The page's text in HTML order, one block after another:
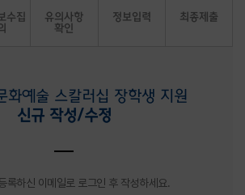
수집
유의사항
확인
정보입력 최종제출
화예술 스칼러십 장학생 지원
신규 작성/수정
록하신 이메일로 로그인 후 작성하세요.